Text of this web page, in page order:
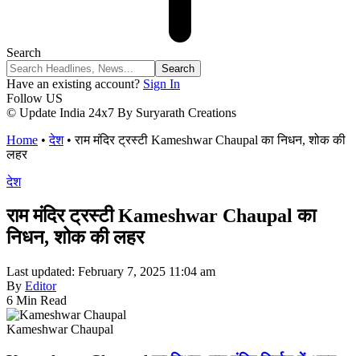
Search
Have an existing account? Sign In
Follow US
© Update India 24x7 By Suryarath Creations
Home •देश•राम मंदिर ट्रस्टी Kameshwar Chaupal का निधन, शोक की
लहर
देश
राम मंदिर ट्रस्टी Kameshwar Chaupal का
निधन, शोक की लहर
Last updated: February 7, 2025 11:04 am
By Editor
6 Min Read
Kameshwar Chaupal